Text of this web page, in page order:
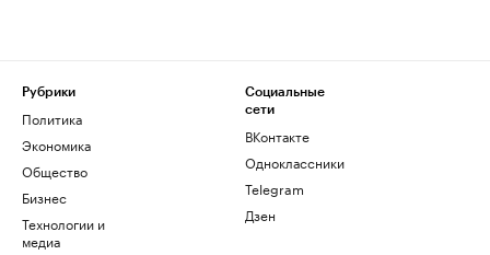
Рубрики
Политика
Экономика
Общество
Бизнес
Технологии и
медиа
Социальные
сети
ВКонтакте
Одноклассники
Telegram
Дзен